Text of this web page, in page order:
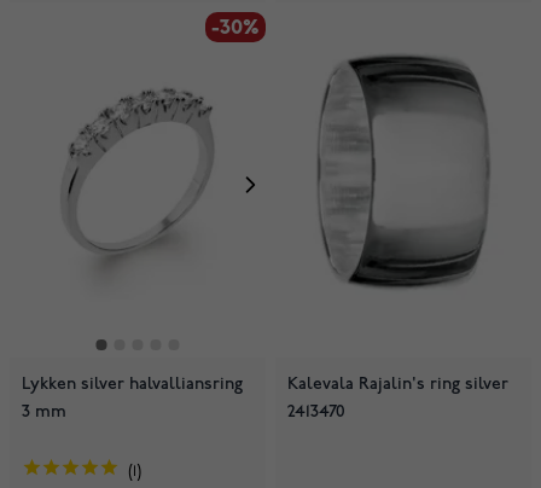
-30%
Lykken silver halvalliansring
3 mm
Kalevala Rajalin's ring silver
2413470